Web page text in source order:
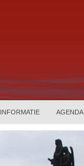
INFORMATIE AGENDA